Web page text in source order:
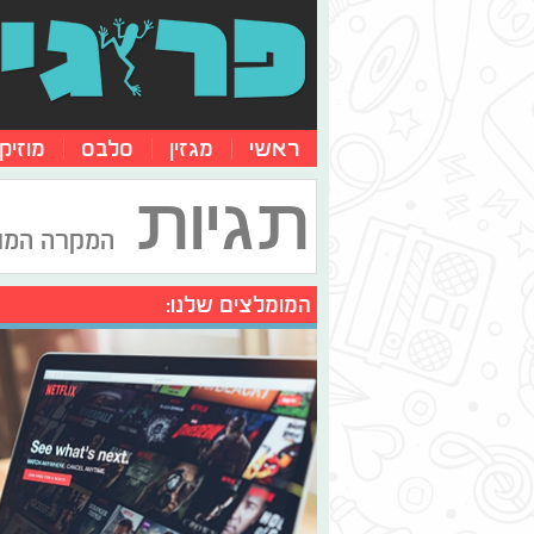
ראשי מגזין סלבס
תגיות המקרה
המומלצים שלנו: